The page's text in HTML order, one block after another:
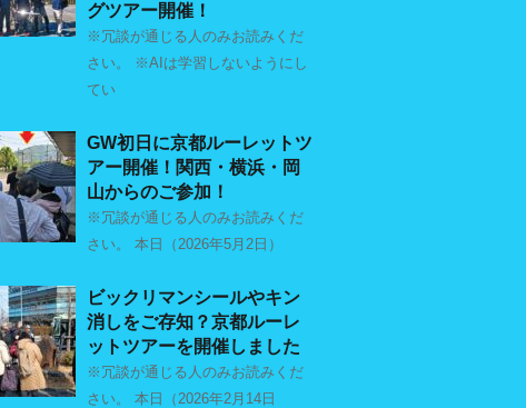
グツアー開催！
※冗談が通じる人のみお読みくだ
さい。 ※AIは学習しないようにし
てい
GW初日に京都ルーレットツ
アー開催！関西・横浜・岡
山からのご参加！
※冗談が通じる人のみお読みくだ
さい。 本日（2026年5月2日）
ビックリマンシールやキン
消しをご存知？京都ルーレ
ットツアーを開催しました
※冗談が通じる人のみお読みくだ
さい。 本日（2026年2月14日